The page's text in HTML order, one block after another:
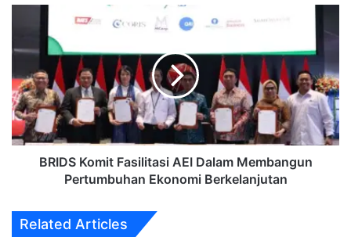
Dalam
Membangun
Pertumbuhan
Ekonomi
Berkelanjutan
BRIDS Komit Fasilitasi AEI Dalam Membangun
Pertumbuhan Ekonomi Berkelanjutan
Related Articles